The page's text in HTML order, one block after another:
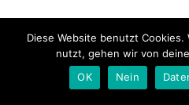
/2
Diese Website benutzt
nutzt, gehen wir von
OK
Nein